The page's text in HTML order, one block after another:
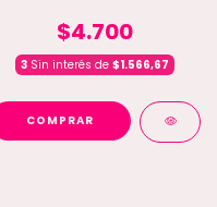
$4.700
3 Sin interés de $1.566,67
COMPRAR